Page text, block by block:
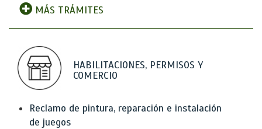
MÁS TRÁMITES
HABILITACIONES, PERMISOS Y
COMERCIO
Reclamo de pintura, reparación e instalación
de juegos